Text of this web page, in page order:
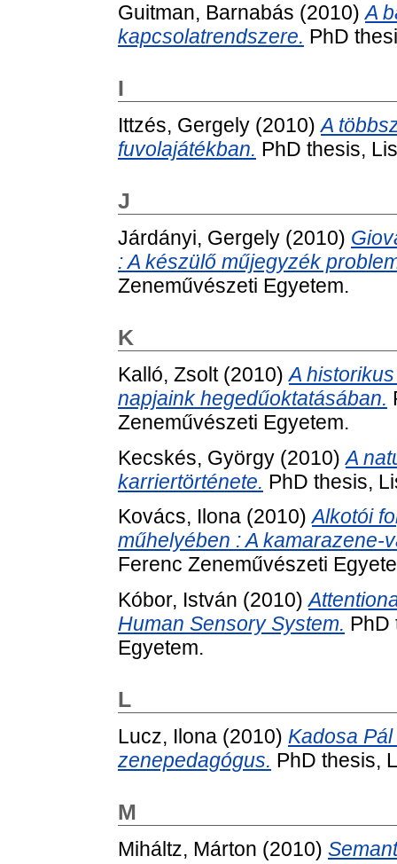
Guitman, Barnabás (2010)A
kapcsolatrendszere. PhD
I
Ittzés, Gergely (2010)A
fuvolajátékban. PhD thesis,
J
Járdányi, Gergely (2010)
: A készülő műjegyzék
Zeneművészeti Egyetem.
K
Kalló, Zsolt(2010)A
napjaink hegedűoktatásában.
Zeneművészeti Egyetem.
Kecskés, György (2010)A
karriertörténete. PhD thesis,
Kovács, Ilona (2010)Alkotói
műhelyében : A kamarazene-
Ferenc Zeneművészeti
Kóbor, István (2010)
Human Sensory System. PhD
Egyetem.
L
Lucz, Ilona (2010) Kadosa
zenepedagógus. PhD thesis,
M
Miháltz, Márton (2010)